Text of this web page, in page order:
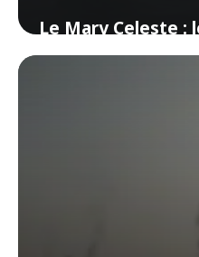
Le Mary Celeste :
intact mais sans